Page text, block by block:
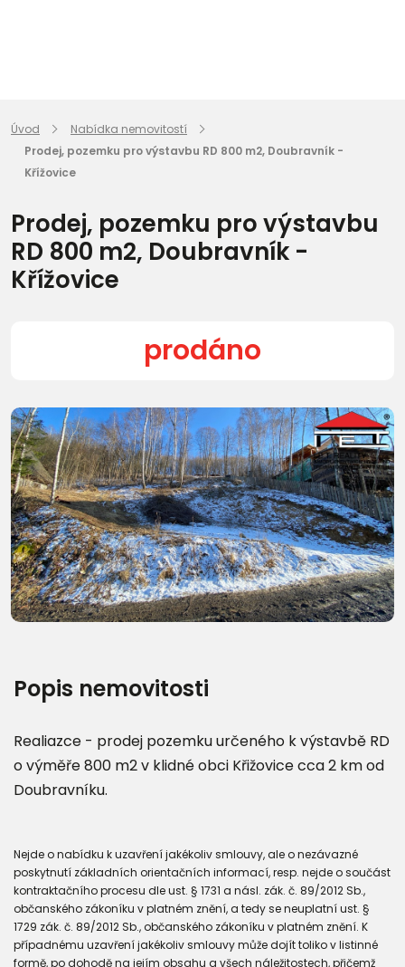
Úvod
Nabídka nemovitostí
Prodej, pozemku pro výstavbu RD 800 m2, Doubravník -
Křížovice
Prodej, pozemku pro výstavbu
RD 800 m2, Doubravník -
Křížovice
prodáno
Další fotografie (10)
Popis nemovitosti
Realiazce - prodej pozemku určeného k výstavbě RD
o výměře 800 m2 v klidné obci Křižovice cca 2 km od
Doubravníku.
Nejde o nabídku k uzavření jakékoliv smlouvy, ale o nezávazné
poskytnutí základních orientačních informací, resp. nejde o součást
kontraktačního procesu dle ust. § 1731 a násl. zák. č. 89/2012 Sb.,
občanského zákoníku v platném znění, a tedy se neuplatní ust. §
1729 zák. č. 89/2012 Sb., občanského zákoníku v platném znění. K
případnému uzavření jakékoliv smlouvy může dojít toliko v listinné
formě, po dohodě na jejím obsahu a všech náležitostech, přičemž